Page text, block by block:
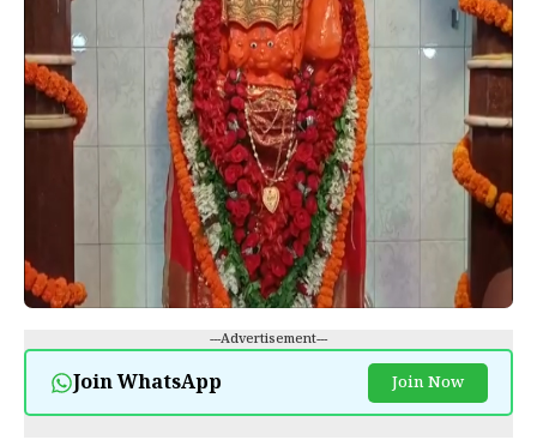
---Advertisement---
Join WhatsApp Join Now